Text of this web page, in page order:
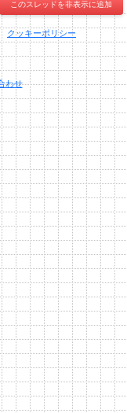
このスレッドを非表示に追加
クッキーポリシー
わせ